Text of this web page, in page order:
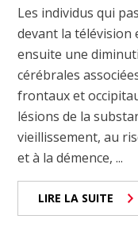
Les individus qui
devant la télévision
ensuite une
cérébrales
frontaux et
lésions de la
vieillissement, au
et à la démence, ...
LIRE LA SUITE